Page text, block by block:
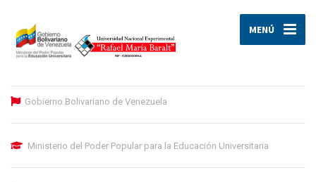
MENÚ
Gobierno Bolivariano de Venezuela
Ministerio del Poder Popular para la Educación Universitaria